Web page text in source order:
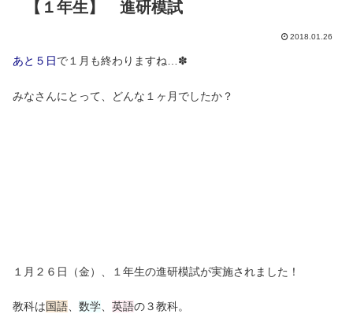
【１年生】 進研模試
2018.01.26
あと５日で１月も終わりますね…✽
みなさんにとって、どんな１ヶ月でしたか？
１月２６日（金）、１年生の進研模試が実施されました！
教科は国語、 数学、 英語の３教科。